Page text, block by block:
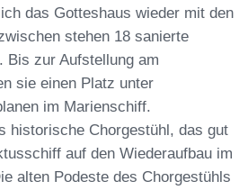
das Gotteshaus wieder mit den
stehen 18 sanierte
Bis zur Aufstellung am
sie einen Platz unter
im Marienschiff.
historische Chorgestühl, das gut
auf den Wiederaufbau im
alten Podeste des Chorgestühls